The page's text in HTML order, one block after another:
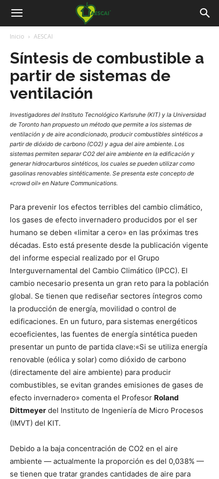
Aescai
Inicio AESCAI
Síntesis de combustible a
partir de sistemas de
ventilación
Investigadores del Instituto Tecnológico Karlsruhe (KIT) y la Universidad
de Toronto han propuesto un método que permite a los sistemas de
ventilación y de aire acondicionado, producir combustibles sintéticos a
partir de dióxido de carbono (CO2) y agua del aire ambiente. Los
sistemas permiten separar CO2 del aire ambiente en la edificación y
generar hidrocarburos sintéticos, los cuales se pueden utilizar como
gasolinas renovables sintéticamente. Se presenta este concepto de
«crowd oil» en Nature Communications.
Para prevenir los efectos terribles del cambio climático,
los gases de efecto invernadero producidos por el ser
humano se deben «limitar a cero» en las próximas tres
décadas. Esto está presente desde la publicación vigente
del informe especial realizado por el Grupo
Interguvernamental del Cambio Climático (IPCC). El
cambio necesario presenta un gran reto para la población
global. Se tienen que rediseñar sectores íntegros como
la producción de energía, movilidad o control de
edificaciones. En un futuro, para sistemas energéticos
ecoeficientes, las fuentes de energía sintética pueden
presentar un punto de partida clave:«Si se utiliza energía
renovable (eólica y solar) como dióxido de carbono
(directamente del aire ambiente) para producir
combustibles, se evitan grandes emisiones de gases de
efecto invernadero» comenta el Profesor Roland
Dittmeyer del Instituto de Ingeniería de Micro Procesos
(IMVT) del KIT.
Debido a la baja concentración de CO2 en el aire
ambiente — actualmente la proporción es del 0,038% —
se tienen que tratar grandes cantidades de aire para